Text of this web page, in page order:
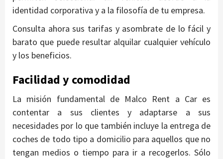
identidad corporativa y a la filosofía de tu empresa.
Consulta ahora sus tarifas y asombrate de lo fácil y
barato que puede resultar alquilar cualquier vehículo
y los beneficios.
Facilidad y comodidad
La misión fundamental de Malco Rent a Car es
contentar a sus clientes y adaptarse a sus
necesidades por lo que también incluye la entrega de
coches de todo tipo a domicilio para aquellos que no
tengan medios o tiempo para ir a recogerlos. Sólo